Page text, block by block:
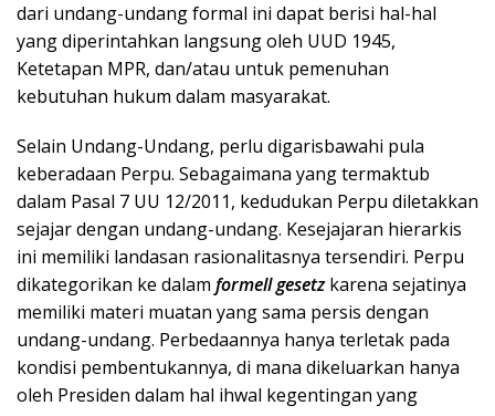
dari undang-undang formal ini dapat berisi hal-hal
yang diperintahkan langsung oleh UUD 1945,
Ketetapan MPR, dan/atau untuk pemenuhan
kebutuhan hukum dalam masyarakat.
Selain Undang-Undang, perlu digarisbawahi pula
keberadaan Perpu. Sebagaimana yang termaktub
dalam Pasal 7 UU 12/2011, kedudukan Perpu diletakkan
sejajar dengan undang-undang. Kesejajaran hierarkis
ini memiliki landasan rasionalitasnya tersendiri. Perpu
dikategorikan ke dalam formell gesetzkarena sejatinya
memiliki materi muatan yang sama persis dengan
undang-undang. Perbedaannya hanya terletak pada
kondisi pembentukannya, di mana dikeluarkan hanya
oleh Presiden dalam hal ihwal kegentingan yang